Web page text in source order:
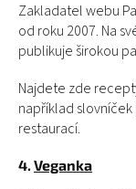
Zakladatel webu
od roku 2007. Na
publikuje širokou
Najdete zde
například
restaurací.
4. Veganka